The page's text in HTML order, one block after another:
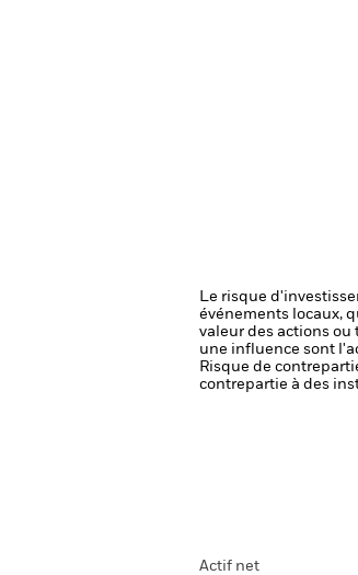
Le risque
événements locaux,
valeur des actions
une influence sont
Risque de
contrepartie à des
Actif net